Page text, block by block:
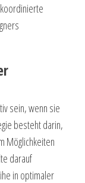
sein, wenn sie
besteht darin,
Möglichkeiten
darauf
in optimaler